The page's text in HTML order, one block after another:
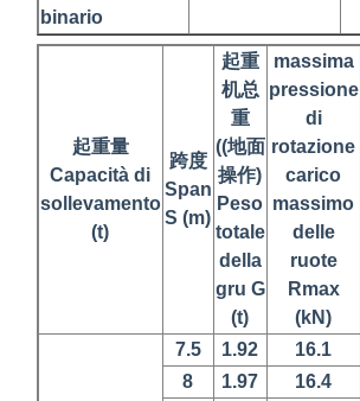
binario
起重量
Capacità di
sollevamento
(t)
跨度
Span
S (m)
起重
机总
重
((地面
操作)
Peso
totale
della
gru G
(t)
massima
pressione
di
rotazione
carico
massimo
delle
ruote
Rmax
(kN)
7.5 1.92 16.1
8
1.97 16.4